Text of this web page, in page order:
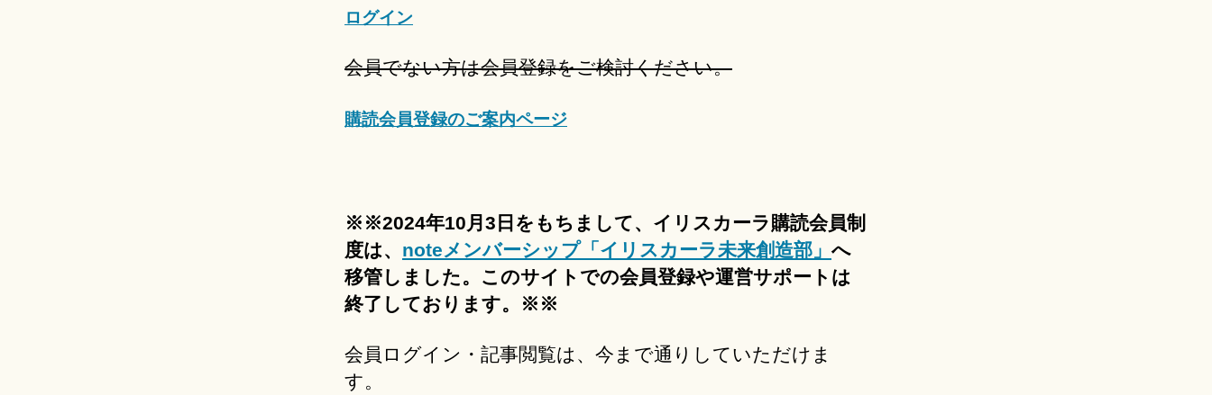
ログイン
会員でない方は会員登録をご検討ください。
購読会員登録のご案内ページ
※※2024年10月3日をもちまして、イリスカーラ購読会員制
度は、 noteメンバーシップ「イリスカーラ未来創造部」 へ
移管しました。このサイトでの会員登録や運営サポートは
終了しております。※※
会員ログイン・記事閲覧は、今まで通りしていただけま
す。